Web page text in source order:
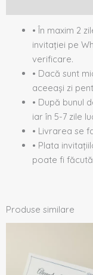
• În maxim 2
invitației pe
verificare.
• Dacă sunt
aceeași zi
• După bunul
iar în 5-7 zile
• Livrarea se
• Plata
poate fi
Produse similare